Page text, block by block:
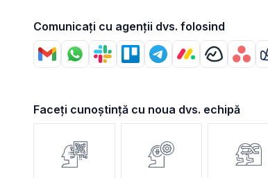
Comunicați cu agenții dvs. folosind
Faceți cunoștință cu noua dvs. echipă